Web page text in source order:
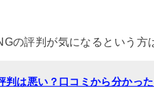
の評判が気になるという方
判は悪い？口コミから分かっ